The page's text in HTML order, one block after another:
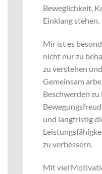
Beweglichkeit,
Einklang stehen.
Mir ist es
nicht nur zu
zu verstehen
Gemeinsam
Beschwerden
und langfristig
zu verbessern.
Mit viel